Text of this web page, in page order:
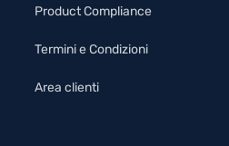
Product Compliance
Termini e Condizioni
Area clienti